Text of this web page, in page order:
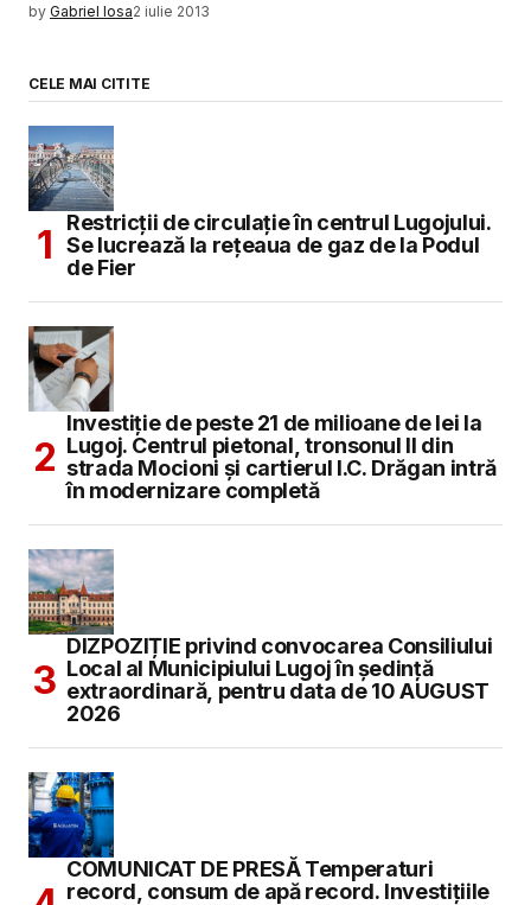
by Gabriel Iosa2 iulie 2013
CELE MAI CITITE
Restricții de circulație în centrul Lugojului.
Se lucrează la rețeaua de gaz de la Podul
de Fier
Investiție de peste 21 de milioane de lei la
Lugoj. Centrul pietonal, tronsonul II din
strada Mocioni și cartierul I.C. Drăgan intră
în modernizare completă
DIZPOZIȚIE privind convocarea Consiliului
Local al Municipiului Lugoj în şedinţă
extraordinară, pentru data de 10 AUGUST
2026
COMUNICAT DE PRESĂ Temperaturi
record, consum de apă record. Investițiile